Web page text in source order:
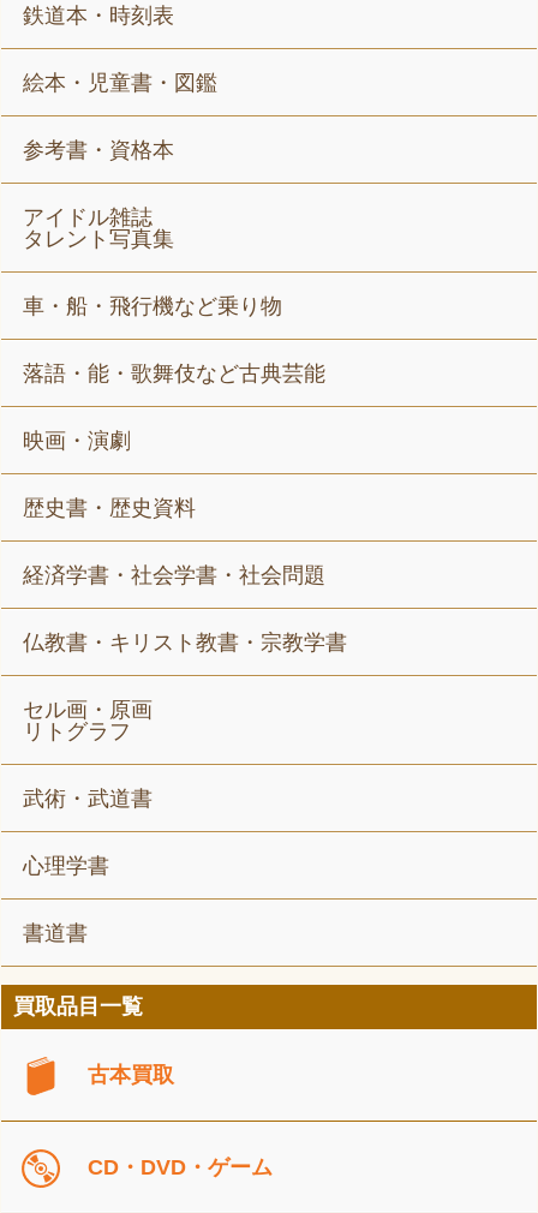
鉄道本・時刻表
絵本・児童書・図鑑
参考書・資格本
アイドル雑誌
タレント写真集
車・船・飛行機など乗り物
落語・能・歌舞伎など古典芸能
映画・演劇
歴史書・歴史資料
経済学書・社会学書・社会問題
仏教書・キリスト教書・宗教学書
セル画・原画
リトグラフ
武術・武道書
心理学書
書道書
買取品目一覧
古本買取
CD・DVD・ゲーム